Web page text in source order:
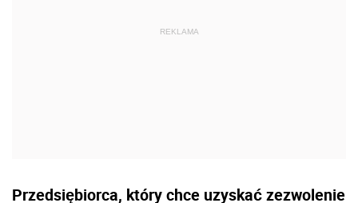
Przedsiębiorca, który chce uzyskać zezwolenie